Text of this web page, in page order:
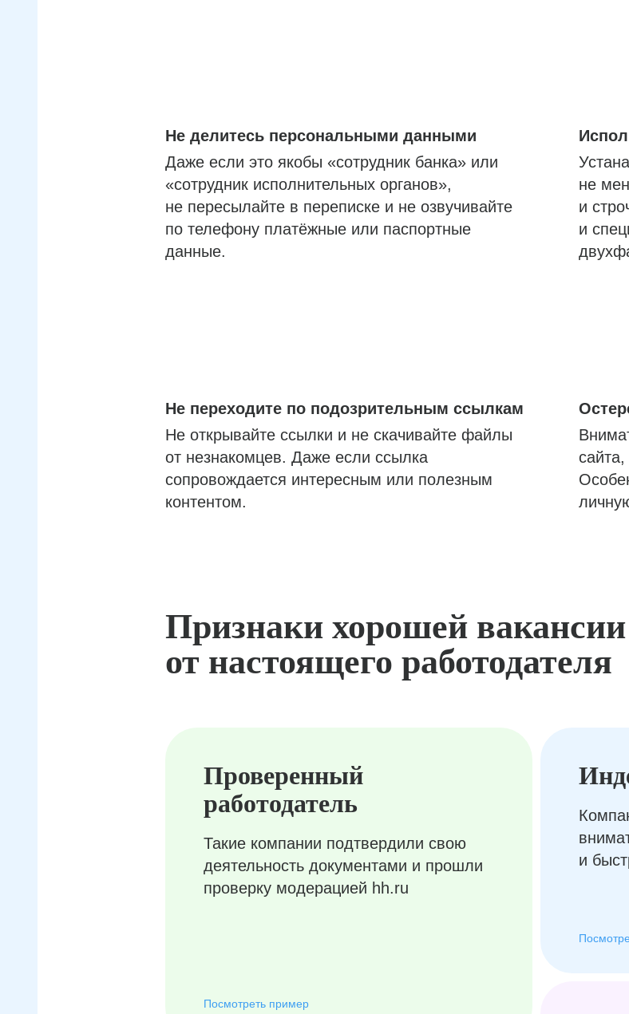
Не делитесь персональными данными
Даже если это якобы «сотрудник банка» или
«сотрудник исполнительных органов»,
не пересылайте в переписке и не озвучивайте
по телефону платёжные или паспортные
данные.
не
и
и
Не переходите по подозрительным ссылкам
Не открывайте ссылки и не скачивайте файлы
от незнакомцев. Даже если ссылка
сопровождается интересным или полезным
контентом.
Признаки хорошей вакансии
от настоящего работодателя
Проверенный
работодатель
Такие компании подтвердили свою
деятельность документами и прошли
проверку модерацией hh.ru
Посмотреть пример
и